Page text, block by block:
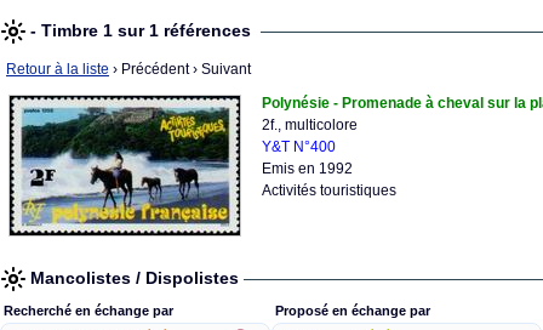
- Timbre 1 sur 1 références
Retour à la liste › Précédent› Suivant
Polynésie - Promenade à cheval sur la
2f., multicolore
Y&T N°400
Emis en 1992
Activités touristiques
Mancolistes / Dispolistes
Recherché en échange par Proposé en échange par